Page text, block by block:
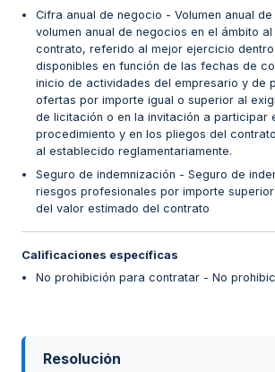
Cifra anual de negocio - Volumen anual
volumen anual de negocios en el ámbito
contrato, referido al mejor ejercicio
disponibles en función de las fechas de
inicio de actividades del empresario y de
ofertas por importe igual o superior al
de licitación o en la invitación a participar
procedimiento y en los pliegos del
al establecido reglamentariamente.
Seguro de indemnización - Seguro de
riesgos profesionales por importe
del valor estimado del contrato
Calificaciones específicas
No prohibición para contratar - No
Resolución